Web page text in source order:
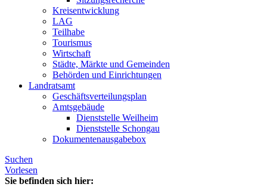
Kreisentwicklung
LAG
Teilhabe
Tourismus
Wirtschaft
Städte, Märkte und Gemeinden
Behörden und Einrichtungen
Landratsamt
Geschäftsverteilungsplan
Amtsgebäude
Dienststelle Weilheim
Dienststelle Schongau
Dokumentenausgabebox
Suchen
Vorlesen
Sie befinden sich hier: